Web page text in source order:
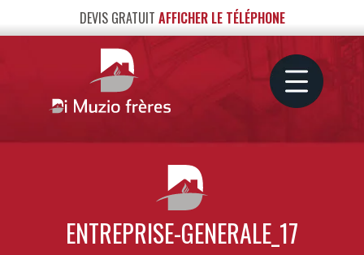
DEVIS GRATUIT AFFICHER LE TÉLÉPHONE
ENTREPRISE-GENERALE_17